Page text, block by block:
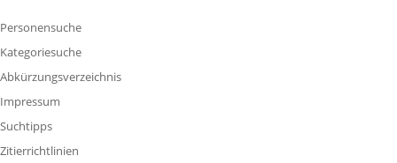
Personensuche
Kategoriesuche
Abkürzungsverzeichnis
Impressum
Suchtipps
Zitierrichtlinien